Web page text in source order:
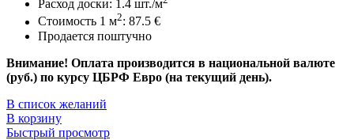
Расход доски: 1.4 шт./м
Стоимость 1 м2: 87.5 €
Продается поштучно
Внимание! Оплата производится в национальной валюте
(руб.) по курсу ЦБРФ Евро (на текущий день).
В список желаний
В корзину
Быстрый просмотр